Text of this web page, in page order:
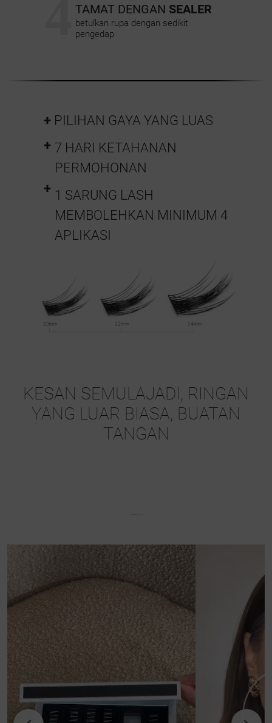
TAMAT DENGAN SEALER
betulkan rupa dengan sedikit
pengedap
PILIHAN GAYA YANG LUAS
7 HARI KETAHANAN
PERMOHONAN
1 SARUNG LASH
MEMBOLEHKAN MINIMUM 4
APLIKASI
KESAN SEMULAJADI, RINGAN
YANG LUAR BIASA, BUATAN
TANGAN